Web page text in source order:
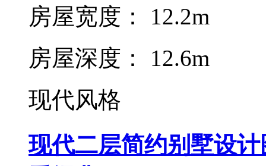
房屋宽度： 12.2m
房屋深度： 12.6m
现代风格
现代二层简约别墅设